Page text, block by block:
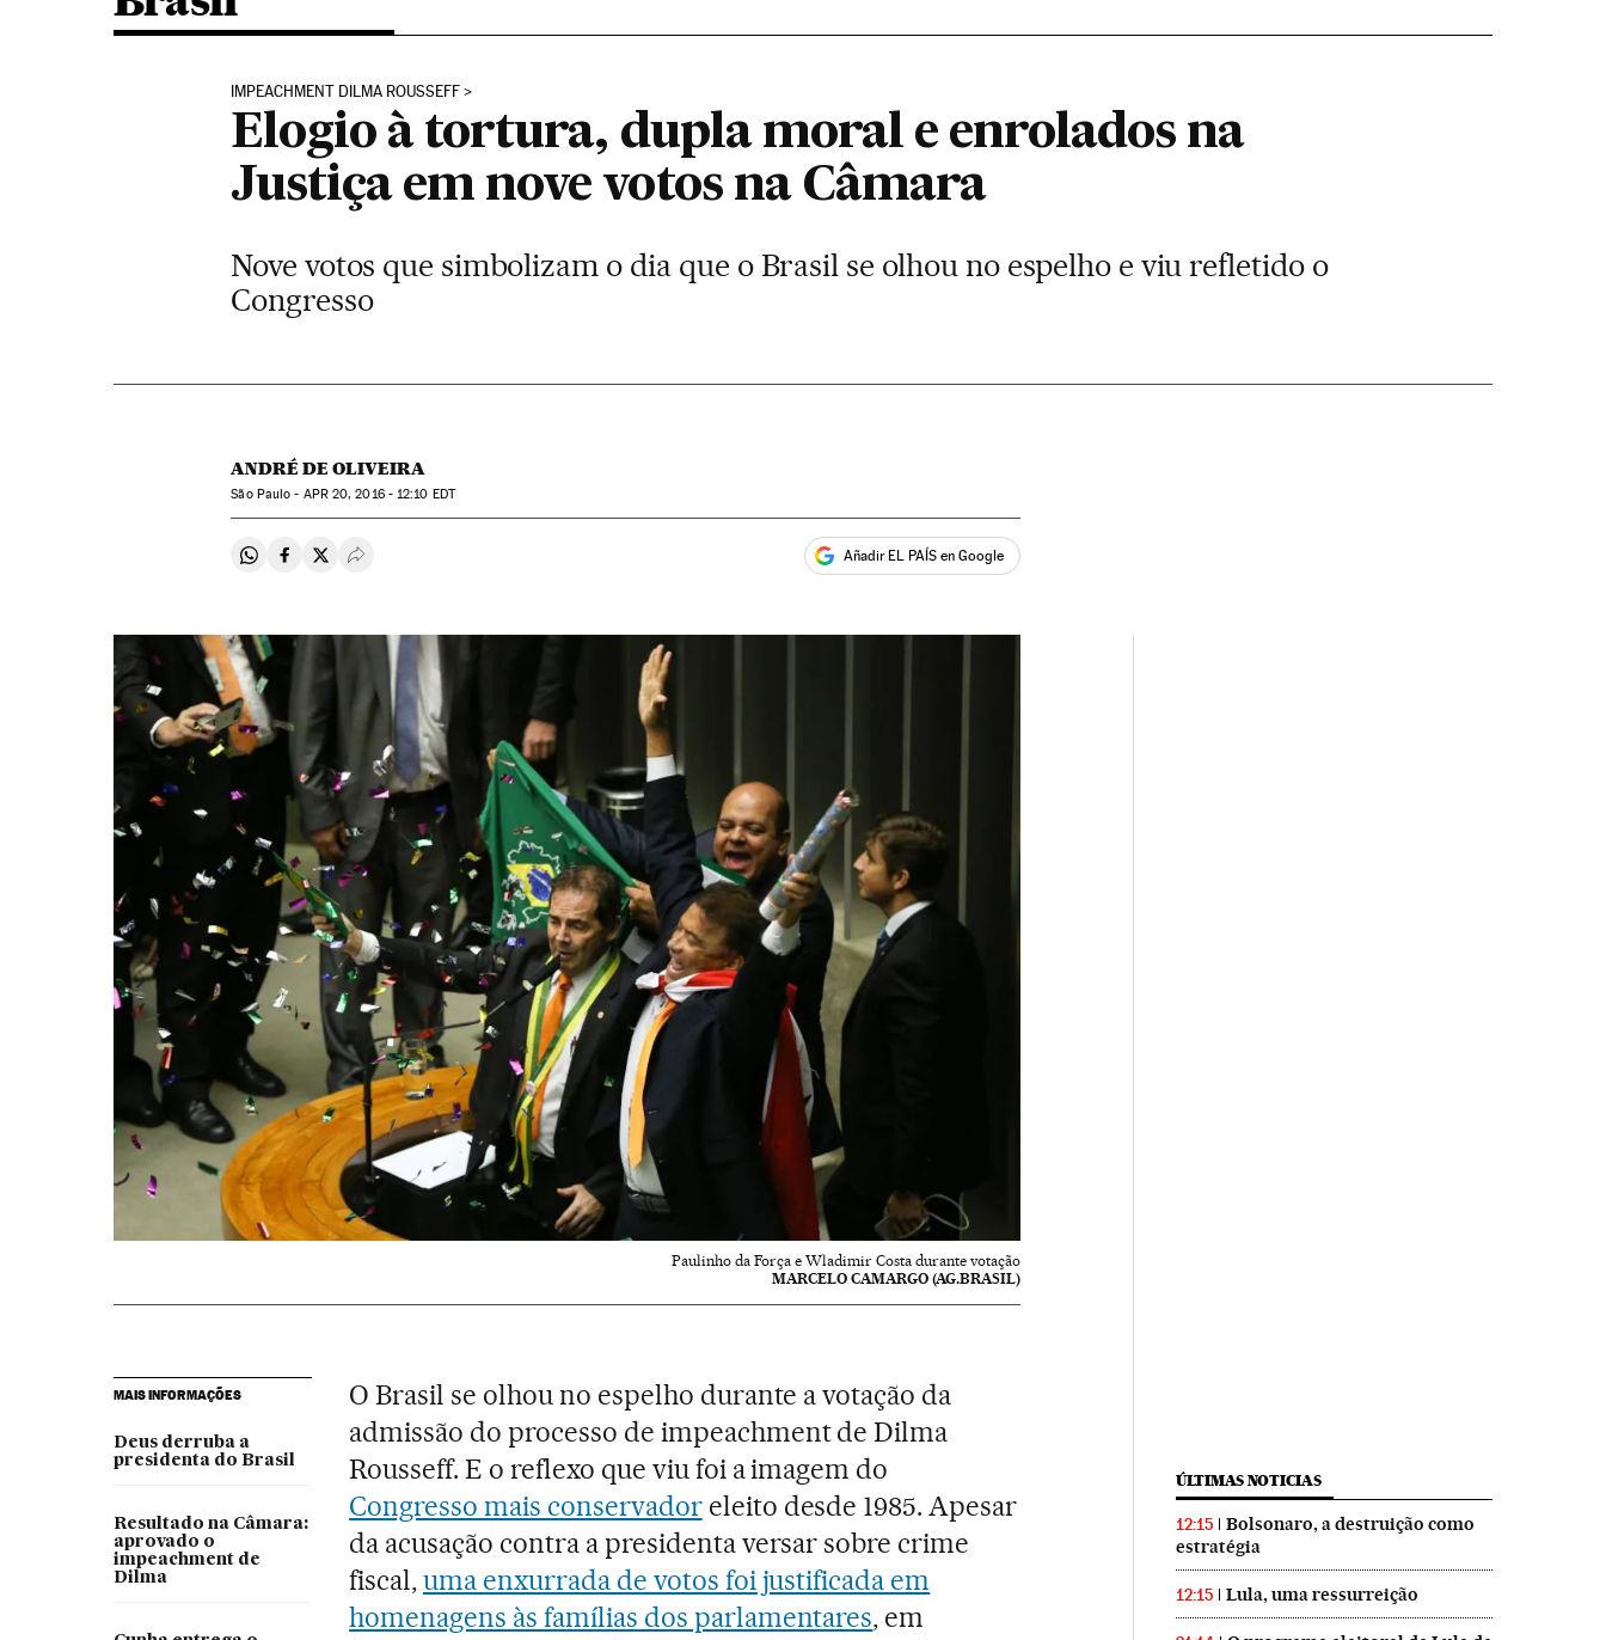
IMPEACHMENT DILMA ROUSSEFF
Elogio à tortura, dupla moral e enrolados na
Justiça em nove votos na Câmara
Nove votos que simbolizam o dia que o Brasil se olhou no espelho e viu refletido o
Congresso
ANDRÉ DE OLIVEIRA
São Paulo - APR20, 2016 - 12:10 EDT
Compartir en Whatsapp
Compartir en Facebook
Compartir en Twitter
Desplegar Redes Sociales Añadir EL PAÍS en Google
Paulinho da Força e Wladimir Costa durante votação
MARCELO CAMARGO (AG.BRASIL)
MAIS INFORMAÇÕES
Deus derruba a
presidenta do Brasil
Resultado na Câmara:
aprovado o
impeachment de
Dilma
O Brasil se olhou no espelho durante a votação da
admissão do processo de impeachment de Dilma
Rousseff. E o reflexo que viu foi a imagem do
Congresso mais conservadoreleito desde 1985. Apesar
da acusação contra a presidenta versar sobre crime
fiscal,uma enxurrada de votos foi justificada em
homenagens às famílias dos parlamentares, em
ÚLTIMAS NOTICIAS
12:15
Bolsonaro, a destruição como
estratégia
12:15 Lula, uma ressurreição